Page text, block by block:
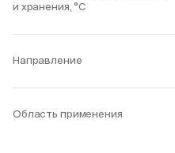
и хранения, °С
Направление
Область применения